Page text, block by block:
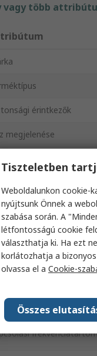
vagy több
érintkezők
megjelenése
típusa
működése
távolság
Tiszteletben
Weboldalunkon cookie-
nyújtsunk Önnek a
szabása során. A
létfontosságú cookie
választhatja ki. Ha ezt
korlátozhatja a
olvassa el a Cookie-
Összes